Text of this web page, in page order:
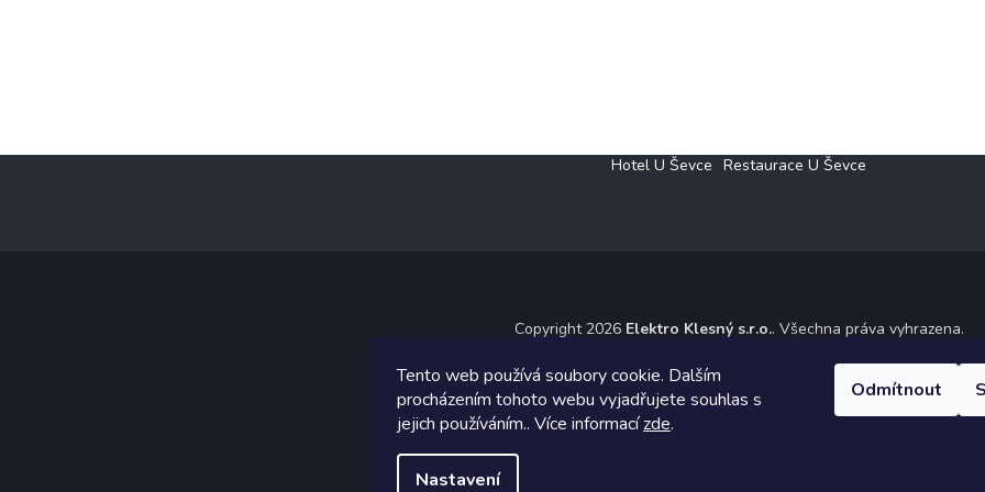
Tento web používá soubory cookie. Dalším
procházením tohoto webu vyjadřujete souhlas s
jejich používáním.. Více informacízde.
Nastavení
Odmítnout
Hotel U Ševce Restaurace U Ševce
Copyright 2026 Elektro Klesný s.r.o.. Všechna práva vyhrazena.
Tomáš Hlad&